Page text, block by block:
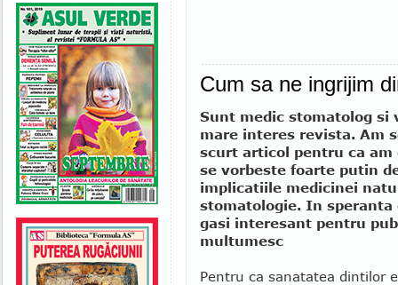
Cum sa ne ingrijim
Sunt medic stomatolog si
mare interes revista. Am
scurt articol pentru ca am
se vorbeste foarte putin
implicatiile medicinei
stomatologie. In speranta
gasi interesant pentru
multumesc
Pentru ca sanatatea dintilor